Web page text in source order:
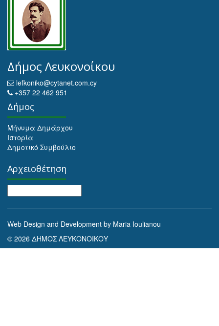
Δήμος Λευκονοίκου
lefkoniko@cytanet.com.cy
+357 22 462 951
Δήμος
Μήνυμα Δημάρχου
Ιστορία
Δημοτικό Συμβούλιο
Αρχειοθέτηση
Web Design and Development by Maria Ioulianou
© 2026 ΔΗΜΟΣ ΛΕΥΚΟΝΟΙΚΟΥ